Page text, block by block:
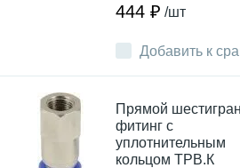
Добавить к
444 ₽ /шт
Прямой
фитинг с
уплотнительным
кольцом ТРВ.К